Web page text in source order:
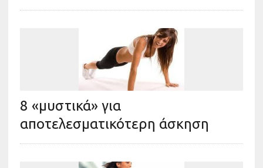
8 «μυστικά» για
αποτελεσματικότερη άσκηση